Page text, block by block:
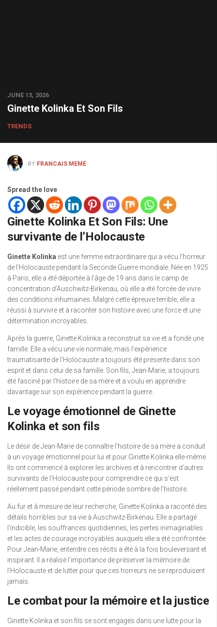
JUNE 13, 2026
Ginette Kolinka Et Son Fils
TRENDS
BY FRANCAIS MEME
Spread the love
Ginette Kolinka Et Son Fils: Une
survivante de l’Holocauste
Ginette Kolinka est une femme extraordinaire qui a vécu l’horreur
de l’Holocauste pendant la Seconde Guerre mondiale. Née en 1925
à Paris, elle a été déportée à l’âge de 19 ans dans le camp de
concentration d’Auschwitz-Birkenau, où elle a été forcée de vivre
des conditions inhumaines. Malgré cette épreuve terrible, elle a
réussi à survivre et à raconter son histoire avec une force et une
détermination incroyables.
Après la guerre, Ginette Kolinka a reconstruit sa vie et a fondé une
famille. Elle a vécu une vie normale, mais l’expérience
traumatisante de l’Holocauste a toujours été présente dans son
esprit et dans celui de sa famille. Son fils, Jean-Marie, a toujours
été fasciné par l’histoire de sa mère et a voulu en apprendre
davantage sur son expérience pendant la guerre.
Le voyage émotionnel de Ginette
Kolinka et son fils
Le désir de Jean-Marie de connaître l’histoire de sa mère a conduit
à un voyage émotionnel pour lui et pour Ginette Kolinka elle-même.
Ils ont commencé à explorer les archives et à rencontrer d’autres
survivants de l’Holocauste pour comprendre ce qui s’est
réellement passé pendant cette période sombre de l’histoire.
Au fur et à mesure de leur recherche, Ginette Kolinka a raconté des
détails horribles sur sa vie à Auschwitz-Birkenau. Elle a partagé
l’indicible, les souffrances quotidiennes, les pertes inimaginables
et les actes de courage incroyables auxquels elle a été confrontée.
Pour Jean-Marie, entendre ces récits a été à la fois bouleversant et
inspirant. Il a réalisé l’importance de préserver la mémoire de
l’Holocauste et de lutter pour que ces horreurs ne se reproduisent
jamais.
Le combat pour la mémoire et la justice
Ginette Kolinka et son fils se sont engagés dans une lutte pour la